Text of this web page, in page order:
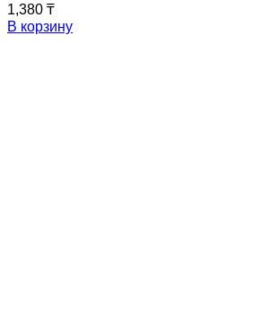
1,380 ₸
В корзину